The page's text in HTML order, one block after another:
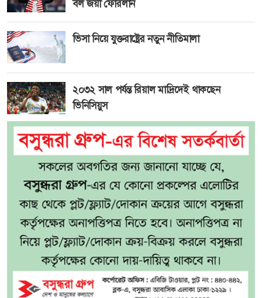
বল জয়ী ফোরলান
ভিসা নিয়ে যুক্তরাষ্ট্রের নতুন নীতিমালা
২০৩২ সাল পর্যন্ত রিয়াল মাদ্রিদেই থাকছেন
ভিনিসিয়ুস